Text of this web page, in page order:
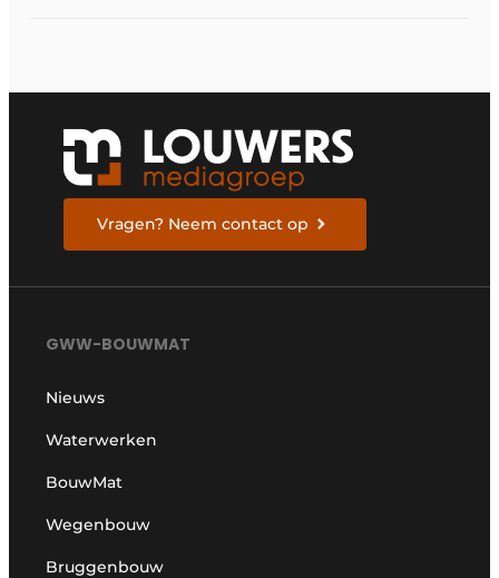
Vragen? Neem contact op
GWW-BOUWMAT
Nieuws
Waterwerken
BouwMat
Wegenbouw
Bruggenbouw